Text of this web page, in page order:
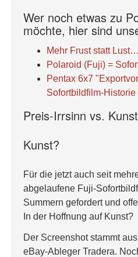
Wer noch etwas zu
möchte, hier sind
Mehr Frust statt Lust…
Polaroid (Fuji) =
Pentax 6x7
Sofortbildfilm-Historie
Preis-Irrsinn vs.
Kunst?
Für die jetzt auch seit
abgelaufene Fuji-
Summern gefordert und
In der Hoffnung auf Kunst?
Der Screenshot stammt
eBay-Ableger Tradera.